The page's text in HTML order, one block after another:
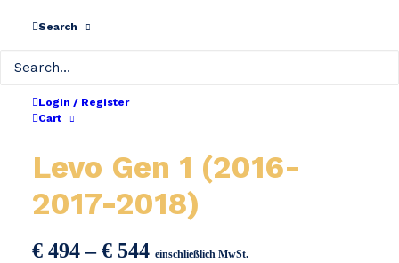
Search
Login / Register
Cart
Specialized Turbo
Levo Gen 1 (2016-
2017-2018)
€ 494 –€ 544Preisspanne:
einschließlich MwSt.